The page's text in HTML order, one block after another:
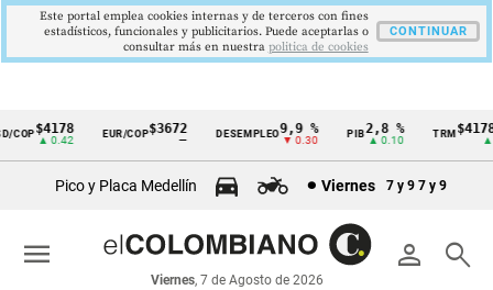
Cintillo
económicos
Colombia
$4178
▲ 0.42
EUR/COP$3672 DESEMPLEO 9,9 %
▼ 0.30
PIB2,8 %
▲ 0.10
TRM
▲
Pico y Placa Medellín Viernes 7 y 9 7 y 9
person search
Viernes, 7 de Agosto de 2026
menu
Este portal emplea cookies internas y de terceros con fines
estadísticos, funcionales y publicitarios. Puede aceptarlas o
consultar más en nuestra politica de cookies
CONTINUAR